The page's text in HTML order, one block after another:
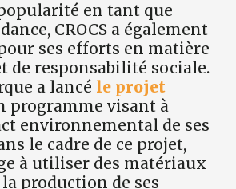
en tant que
CROCS a également
ses efforts en matière
de responsabilité sociale.
a lancé le projet
programme visant à
environnemental de ses
le cadre de ce projet,
à utiliser des matériaux
production de ses